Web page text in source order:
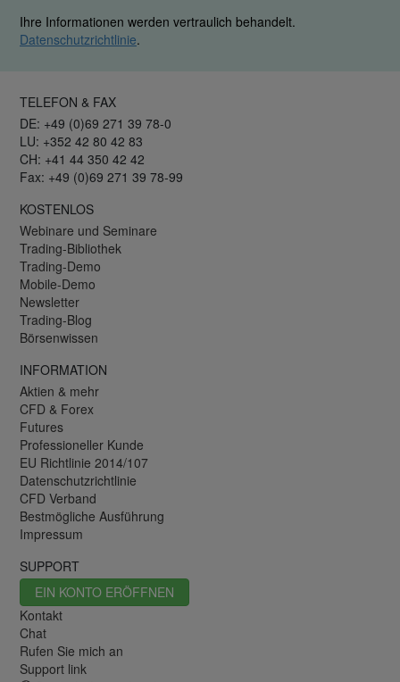
Ihre Informationen werden vertraulich behandelt.
Datenschutzrichtlinie.
TELEFON & FAX
DE: +49 (0)69 271 39 78-0
LU: +352 42 80 42 83
CH: +41 44 350 42 42
Fax: +49 (0)69 271 39 78-99
KOSTENLOS
Webinare und Seminare
Trading-Bibliothek
Trading-Demo
Mobile-Demo
Newsletter
Trading-Blog
Börsenwissen
INFORMATION
Aktien & mehr
CFD & Forex
Futures
Professioneller Kunde
EU Richtlinie 2014/107
Datenschutzrichtlinie
CFD Verband
Bestmögliche Ausführung
Impressum
SUPPORT
EIN KONTO ERÖFFNEN
Kontakt
Chat
Rufen Sie mich an
Support link